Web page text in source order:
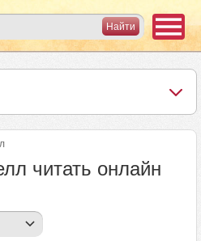
читать онлайн